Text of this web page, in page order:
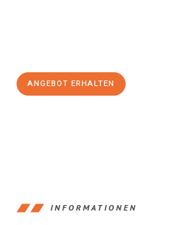
ANGEBOT ERHALTEN
INFORMATIONEN